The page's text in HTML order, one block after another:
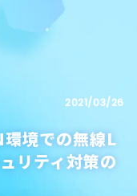
2021/03/26
境での無線L
リティ対策の